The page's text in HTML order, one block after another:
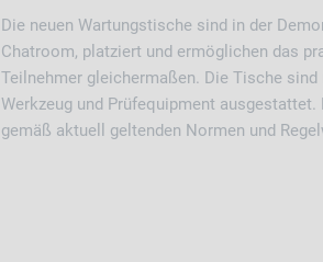
Die neuen Wartungstische sind in der
Chatroom, platziert und ermöglichen das
Teilnehmer gleichermaßen. Die Tische
Werkzeug und Prüfequipment
gemäß aktuell geltenden Normen und